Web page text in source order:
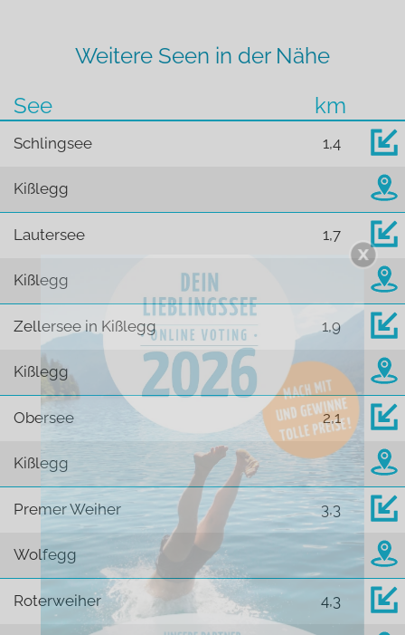
Weitere Seen in der Nähe
See
km
Schlingsee 1,4
Kißlegg
Lautersee 1,7
Kißlegg
Zellersee in Kißlegg 1,9
Kißlegg
Obersee 2,1
Kißlegg
Premer Weiher 3,3
Wolfegg
Roterweiher 4,3